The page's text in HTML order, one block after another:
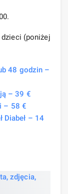
(poniżej
48 godzin –
– 39 €
– 58 €
Diabeł – 14